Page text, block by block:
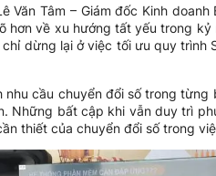
Văn Tâm – Giám đốc Kinh
hơn về xu hướng tất yếu trong
dừng lại ở việc tối ưu quy trình
nhu cầu chuyển đổi số trong
Những bất cập khi vẫn duy trì
thiết của chuyển đổi số trong